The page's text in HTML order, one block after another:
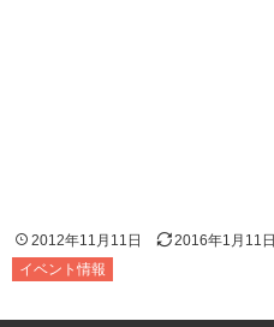
2012年11月11日 2016年1月11日
イベント情報